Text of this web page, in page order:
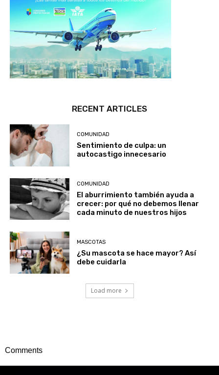
RECENT ARTICLES
COMUNIDAD
Sentimiento de culpa: un
autocastigo innecesario
COMUNIDAD
El aburrimiento también ayuda a
crecer: por qué no debemos llenar
cada minuto de nuestros hijos
MASCOTAS
¿Su mascota se hace mayor? Así
debe cuidarla
Load more
Comments